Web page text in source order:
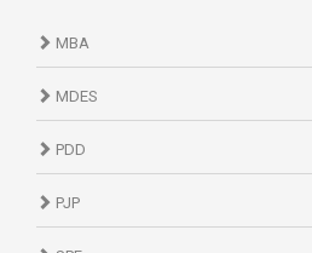
MBA
MDES
PDD
PJP